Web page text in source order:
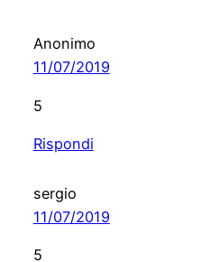
Anonimo
11/07/2019
5
Rispondi
sergio
11/07/2019
5